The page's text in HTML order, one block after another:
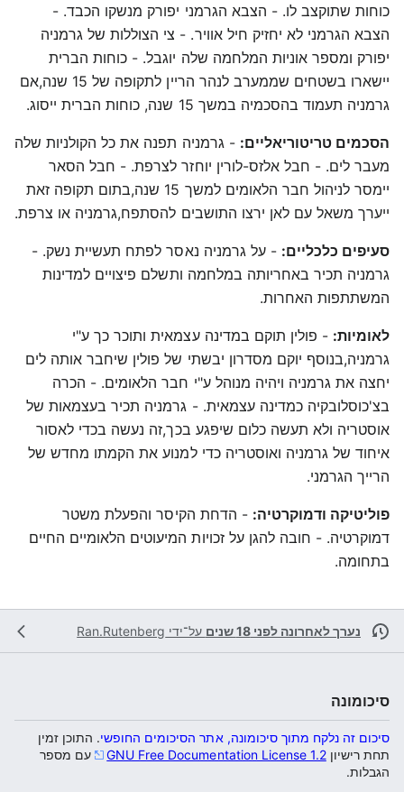
כוחות שתוקצב לו. - הצבא הגרמני יפורק מנשקו הכבד. -
הצבא הגרמני לא יחזיק חיל אוויר. - צי הצוללות של גרמניה
יפורק ומספר אוניות המלחמה שלה יוגבל. - כוחות הברית
יישארו בשטחים שממערב לנהר הריין לתקופה של 15 שנה,אם
גרמניה תעמוד בהסכמיה במשך 15 שנה, כוחות הברית ייסוג.
הסכמים טריטוריאליים: - גרמניה תפנה את כל הקולניות שלה
מעבר לים. - חבל אלזס-לורין יוחזר לצרפת. - חבל הסאר
יימסר לניהול חבר הלאומים למשך 15 שנה,בתום תקופה זאת
ייערך משאל עם לאן ירצו התושבים להסתפח,גרמניה או צרפת.
סעיפים כלכליים: - על גרמניה נאסר לפתח תעשיית נשק. -
גרמניה תכיר באחריותה במלחמה ותשלם פיצויים למדינות
המשתתפות האחרות.
לאומיות: - פולין תוקם במדינה עצמאית ותוכר כך ע"י
גרמניה,בנוסף יוקם מסדרון יבשתי של פולין שיחבר אותה לים
יחצה את גרמניה ויהיה מנוהל ע"י חבר הלאומים. - הכרה
בצ'כוסלובקיה כמדינה עצמאית. - גרמניה תכיר בעצמאות של
אוסטריה ולא תעשה כלום שיפגע בכך,זה נעשה בכדי לאסור
איחוד של גרמניה ואוסטריה כדי למנוע את הקמתו מחדש של
הרייך הגרמני.
פוליטיקה ודמוקרטיה: - הדחת הקיסר והפעלת משטר
דמוקרטיה. - חובה להגן על זכויות המיעוטים הלאומיים החיים
בתחומה.
נערך לאחרונה לפני 18 שנים על־ידי Ran.Rutenberg
סיכומונה
סיכום זה נלקח מתוך סיכומונה, אתר הסיכומים החופשי. התוכן זמין
תחת רישיוןGNU Free Documentation License 1.2
עם מספר
הגבלות.